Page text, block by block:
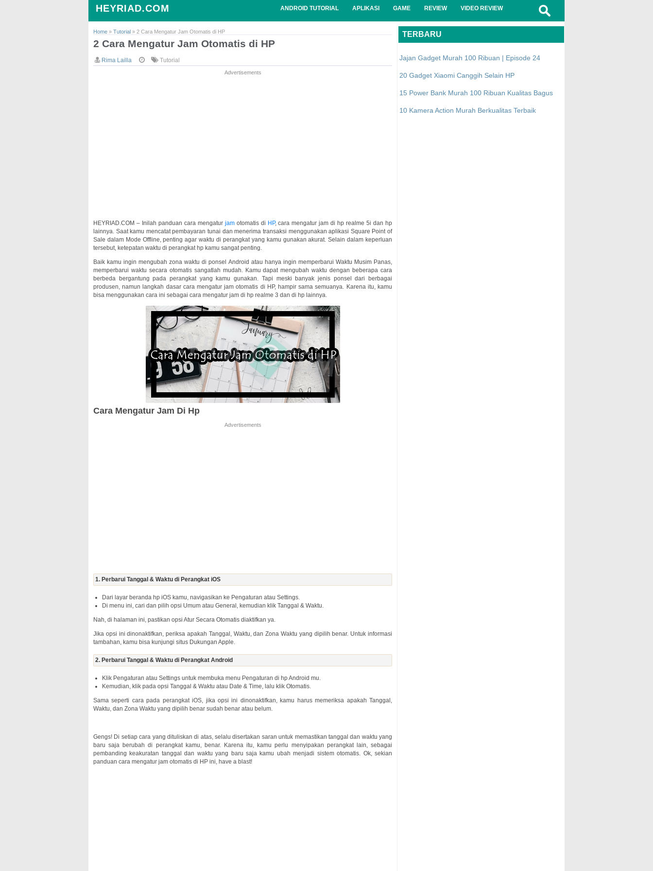
HEYRIAD.COM ANDROID TUTORIAL APLIKASI GAME REVIEW VIDEO REVIEW
Home » Tutorial » 2 Cara Mengatur Jam Otomatis di HP
2 Cara Mengatur Jam Otomatis di HP
Rima Lailla Tutorial
Advertisements
HEYRIAD.COM – Inilah panduan cara mengatur jam otomatis di HP, cara mengatur jam di hp realme 5i dan hp
lainnya. Saat kamu mencatat pembayaran tunai dan menerima transaksi menggunakan aplikasi Square Point of
Sale dalam Mode Offline, penting agar waktu di perangkat yang kamu gunakan akurat. Selain dalam keperluan
tersebut, ketepatan waktu di perangkat hp kamu sangat penting.
Baik kamu ingin mengubah zona waktu di ponsel Android atau hanya ingin memperbarui Waktu Musim Panas,
memperbarui waktu secara otomatis sangatlah mudah. Kamu dapat mengubah waktu dengan beberapa cara
berbeda bergantung pada perangkat yang kamu gunakan. Tapi meski banyak jenis ponsel dari berbagai
produsen, namun langkah dasar cara mengatur jam otomatis di HP, hampir sama semuanya. Karena itu, kamu
bisa menggunakan cara ini sebagai cara mengatur jam di hp realme 3 dan di hp lainnya.
Cara Mengatur Jam Di Hp
Advertisements
1. Perbarui Tanggal & Waktu di Perangkat iOS
Dari layar beranda hp iOS kamu, navigasikan ke Pengaturan atau Settings.
Di menu ini, cari dan pilih opsi Umum atau General, kemudian klik Tanggal & Waktu.
Nah, di halaman ini, pastikan opsi Atur Secara Otomatis diaktifkan ya.
Jika opsi ini dinonaktifkan, periksa apakah Tanggal, Waktu, dan Zona Waktu yang dipilih benar. Untuk informasi
tambahan, kamu bisa kunjungi situs Dukungan Apple.
2. Perbarui Tanggal & Waktu di Perangkat Android
Klik Pengaturan atau Settings untuk membuka menu Pengaturan di hp Android mu.
Kemudian, klik pada opsi Tanggal & Waktu atau Date & Time, lalu klik Otomatis.
Sama seperti cara pada perangkat iOS, jika opsi ini dinonaktifkan, kamu harus memeriksa apakah Tanggal,
Waktu, dan Zona Waktu yang dipilih benar sudah benar atau belum.
Gengs! Di setiap cara yang dituliskan di atas, selalu disertakan saran untuk memastikan tanggal dan waktu yang
baru saja berubah di perangkat kamu, benar. Karena itu, kamu perlu menyipakan perangkat lain, sebagai
pembanding keakuratan tanggal dan waktu yang baru saja kamu ubah menjadi sistem otomatis. Ok, sekian
panduan cara mengatur jam otomatis di HP ini, have a blast!
TERBARU
Jajan Gadget Murah 100 Ribuan | Episode 24
20 Gadget Xiaomi Canggih Selain HP
15 Power Bank Murah 100 Ribuan Kualitas Bagus
10 Kamera Action Murah Berkualitas Terbaik